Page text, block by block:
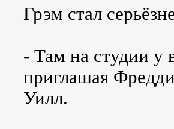
Грэм стал
- Там на студии у
приглашая
Уилл.